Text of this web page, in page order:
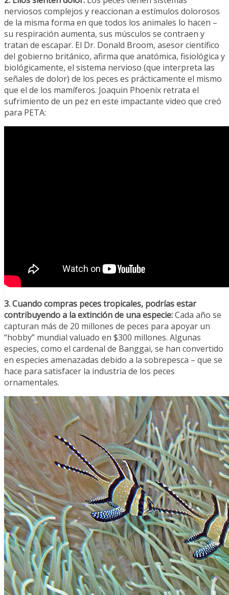
nerviosos complejos y reaccionan a estímulos dolorosos
de la misma forma en que todos los animales lo hacen –
su respiración aumenta, sus músculos se contraen y
tratan de escapar. El Dr. Donald Broom, asesor científico
del gobierno británico, afirma que anatómica, fisiológica y
biológicamente, el sistema nervioso (que interpreta las
señales de dolor) de los peces es prácticamente el mismo
que el de los mamíferos. Joaquin Phoenix retrata el
sufrimiento de un pez en este impactante video que creó
para PETA:
3. Cuando compras peces tropicales, podrías estar
contribuyendo a la extinción de una especie:Cada año se
capturan más de 20 millones de peces para apoyar un
“hobby” mundial valuado en $300 millones. Algunas
especies, como el cardenal de Banggai, se han convertido
en especies amenazadas debido a la sobrepesca – que se
hace para satisfacer la industria de los peces
ornamentales.